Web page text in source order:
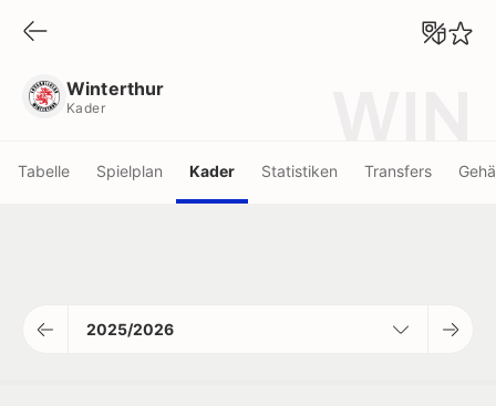
Winterthur
Kader
Tabelle Spielplan Kader Statistiken Transfers
2025/2026